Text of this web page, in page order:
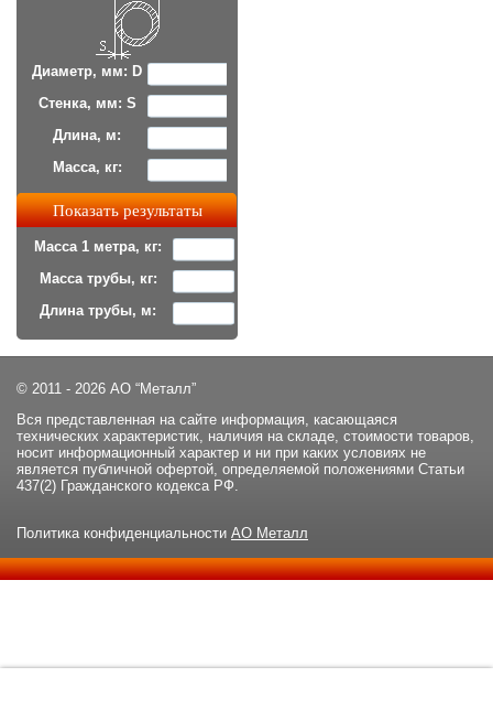
Диаметр, мм: D
Стенка, мм: S
Длина, м:
Масса, кг:
Масса 1 метра, кг:
Масса трубы, кг:
Длина трубы, м:
© 2011 - 2026 АО “Металл”
Вся представленная на сайте информация, касающаяся
технических характеристик, наличия на складе, стоимости товаров,
носит информационный характер и ни при каких условиях не
является публичной офертой, определяемой положениями Статьи
437(2) Гражданского кодекса РФ.
Политика конфиденциальности АО Металл